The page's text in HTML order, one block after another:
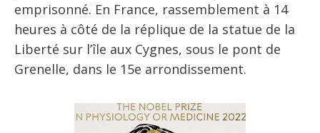
emprisonné. En France, rassemblement à 14
heures à côté de la réplique de la statue de la
Liberté sur l’île aux Cygnes, sous le pont de
Grenelle, dans le 15e arrondissement.